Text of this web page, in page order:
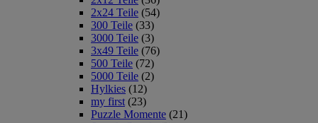
2x24 Teile (54)
300 Teile (33)
3000 Teile (3)
3x49 Teile (76)
500 Teile (72)
5000 Teile (2)
Hylkies (12)
my first (23)
Puzzle Momente (21)